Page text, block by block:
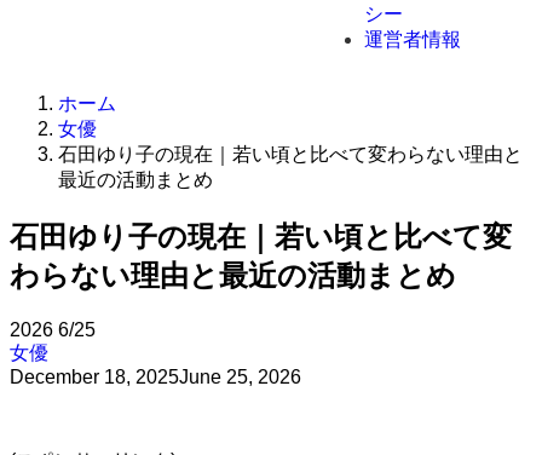
シー
運営者情報
ホーム
女優
石田ゆり子の現在｜若い頃と比べて変わらない理由と
最近の活動まとめ
石田ゆり子の現在｜若い頃と比べて変
わらない理由と最近の活動まとめ
2026 6/25
女優
December 18, 2025June 25, 2026